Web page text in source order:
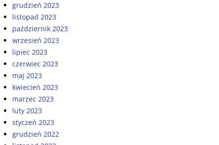
grudzień 2023
listopad 2023
październik 2023
wrzesień 2023
lipiec 2023
czerwiec 2023
maj 2023
kwiecień 2023
marzec 2023
luty 2023
styczeń 2023
grudzień 2022